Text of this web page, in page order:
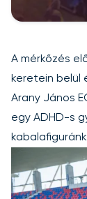
A mérkőzés
keretein belül
Arany János
egy ADHD-s